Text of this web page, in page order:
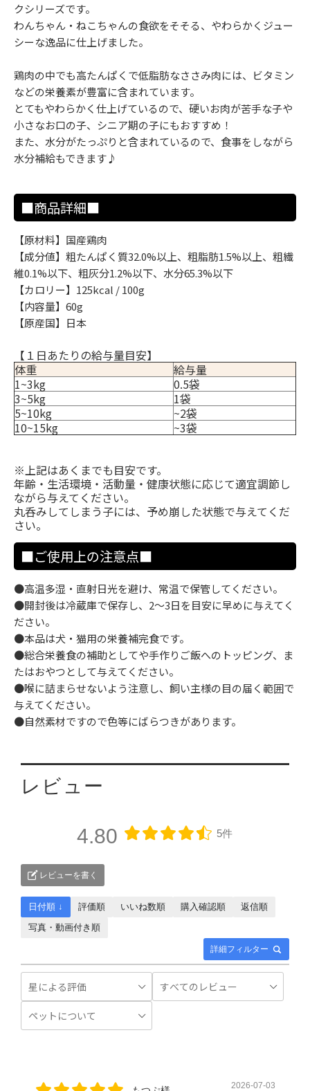
クシリーズです。
わんちゃん・ねこちゃんの食欲をそそる、やわらかくジュー
シーな逸品に仕上げました。
鶏肉の中でも高たんぱくで低脂肪なささみ肉には、ビタミン
などの栄養素が豊富に含まれています。
とてもやわらかく仕上げているので、硬いお肉が苦手な子や
小さなお口の子、シニア期の子にもおすすめ！
また、水分がたっぷりと含まれているので、食事をしながら
水分補給もできます♪
■商品詳細■
【原材料】国産鶏肉
【成分値】粗たんぱく質32.0%以上、粗脂肪1.5%以上、粗繊
維0.1%以下、粗灰分1.2%以下、水分65.3%以下
【カロリー】125kcal / 100g
【内容量】60g
【原産国】日本
【１日あたりの給与量目安】
体重
給与量
1~3kg
0.5袋
3~5kg
1袋
5~10kg
~2袋
10~15kg
~3袋
※上記はあくまでも目安です。
年齢・生活環境・活動量・健康状態に応じて適宜調節し
ながら与えてください。
丸呑みしてしまう子には、予め崩した状態で与えてくだ
さい。
■ご使用上の注意点■
●高温多湿・直射日光を避け、常温で保管してください。
●開封後は冷蔵庫で保存し、2〜3日を目安に早めに与えてく
ださい。
●本品は犬・猫用の栄養補完食です。
●総合栄養食の補助としてや手作りご飯へのトッピング、ま
たはおやつとして与えてください。
●喉に詰まらせないよう注意し、飼い主様の目の届く範囲で
与えてください。
●自然素材ですので色等にばらつきがあります。
レビュー
4.80 5件
レビューを書く
詳細フィルター
日付順 ↓ 評価順 いいね数順 購入確認順
返信順
写真・動画付き順
2026-07-03